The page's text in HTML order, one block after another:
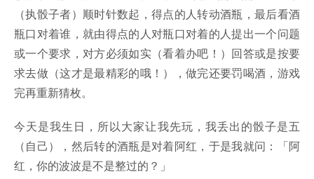
（执骰子者）顺时针数起，得点的人转动酒瓶，最后看酒
瓶口对着谁，就由得点的人对瓶口对着的人提出一个问题
或一个要求，对方必须如实（看着办吧！）回答或是按要
求去做（这才是最精彩的哦！），做完还要罚喝酒，游戏
完再重新猜枚。
今天是我生日，所以大家让我先玩，我丢出的骰子是五
（自己），然后转的酒瓶是对着阿红，于是我就问：「阿
红，你的波波是不是整过的？」